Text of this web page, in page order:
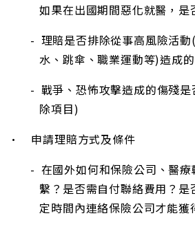
如果在出國期間惡化就醫，是
- 理賠是否排除從事高風險活
水、跳傘、職業運動等)造成
- 戰爭、恐怖攻擊造成的傷殘
除項目)
• 申請理賠方式及條件
- 在國外如何和保險公司、醫
繫？是否需自付聯絡費用？
定時間內連絡保險公司才能獲